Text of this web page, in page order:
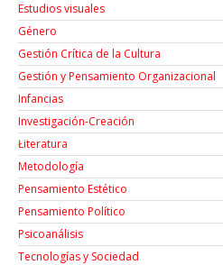
Estudios visuales
Género
Gestión Crítica de la Cultura
Gestión y Pensamiento Organizacional
Infancias
Investigación-Creación
Łiteratura
Metodología
Pensamiento Estético
Pensamiento Político
Psicoanálisis
Tecnologías y Sociedad